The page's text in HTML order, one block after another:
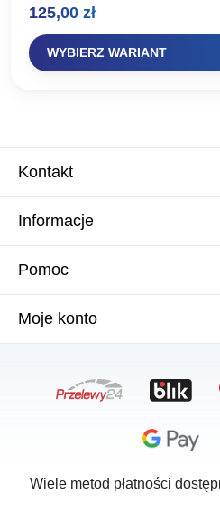
tkanin — poliestru o…
125,00 zł
WYBIERZ WARIANT
Kontakt
Informacje
Pomoc
Moje konto
Wiele metod płatności